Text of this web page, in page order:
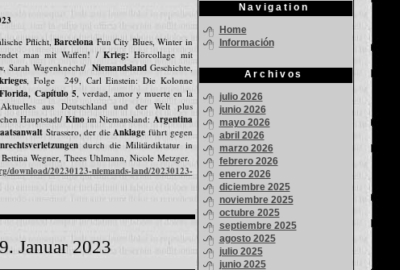
Pflicht, Barcelona Fun City Blues, Winter in
man mit Waffen! / Krieg: Hörcollage mit
Sarah Wagenknecht/ NiemandslandGeschichte,
, Folge 249, Carl Einstein: Die Kolonne
Capítulo 5, verdad, amor y muerte en la
Aktuelles aus Deutschland und der Welt plus
Hauptstadt/ Kinoim Niemansland: Argentina
Strassero, der dieAnklage führt gegen
durch die Militärdiktatur in
Wegner, Thees Uhlmann, Nicole Metzger.
download/20230123-niemands-land/20230123-
Januar 2023
Navigation
Home
Información
Archivos
julio 2026
junio 2026
mayo 2026
abril 2026
marzo 2026
febrero 2026
enero 2026
diciembre 2025
noviembre 2025
octubre 2025
septiembre 2025
agosto 2025
julio 2025
junio 2025